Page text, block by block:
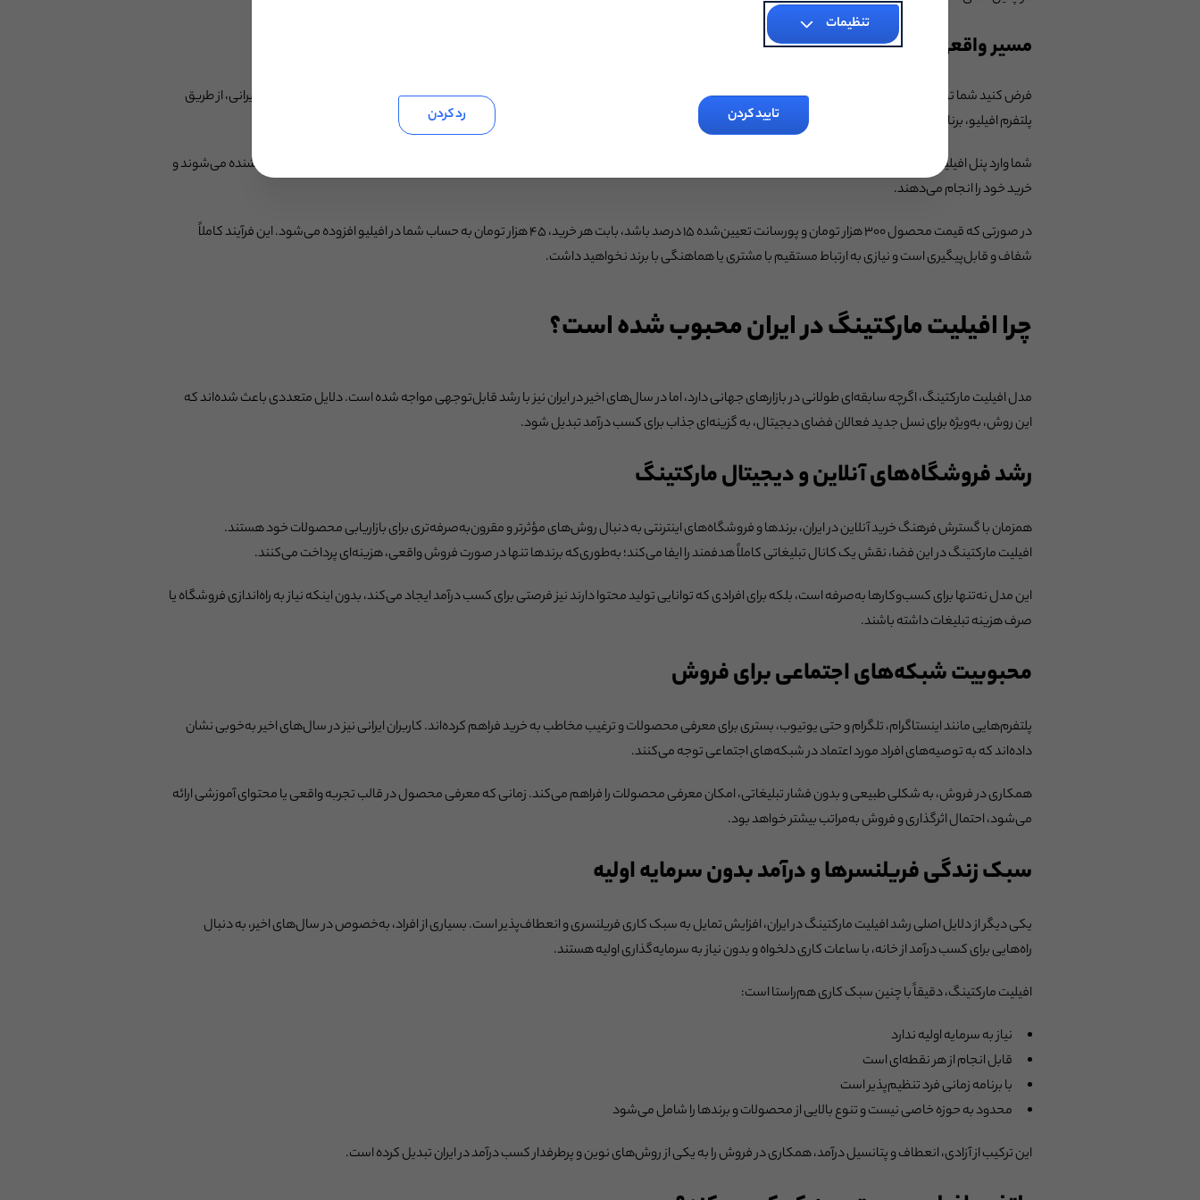
مسیر واقعی یک افیلیت‌مارکتر؛ از لینک تا کمیسیون
فرض کنید شما تولیدکننده محتوای حوزه زیبایی و آرایشی هستید و در اینستاگرام یا وب‌سایت خود، محصولات مختلف را معرفی می‌کنید. یکی از برندهای معتبر ایرانی، از طریق
پلتفرم افیلیو، برنامه همکاری در فروش راه‌اندازی کرده است.
شما وارد پنل افیلیو می‌شوید، لینک اختصاصی محصول را دریافت می‌کنید و آن را در محتوای خود قرار می‌دهید. مخاطبان شما از طریق این لینک وارد سایت فروشنده می‌شوند و
خرید خود را انجام می‌دهند.
در صورتی که قیمت محصول ۳۰۰ هزار تومان و پورسانت تعیین‌شده ۱۵ درصد باشد، بابت هر خرید، ۴۵ هزار تومان به حساب شما در افیلیو افزوده می‌شود. این فرآیند کاملاً
شفاف و قابل‌پیگیری است و نیازی به ارتباط مستقیم با مشتری یا هماهنگی با برند نخواهید داشت.
چرا افیلیت مارکتینگ در ایران محبوب شده است؟
مدل افیلیت مارکتینگ، اگرچه سابقه‌ای طولانی در بازارهای جهانی دارد، اما در سال‌های اخیر در ایران نیز با رشد قابل‌توجهی مواجه شده است. دلایل متعددی باعث شده‌اند که
این روش، به‌ویژه برای نسل جدید فعالان فضای دیجیتال، به گزینه‌ای جذاب برای کسب درآمد تبدیل شود.
رشد فروشگاه‌های آنلاین و دیجیتال مارکتینگ
همزمان با گسترش فرهنگ خرید آنلاین در ایران، برندها و فروشگاه‌های اینترنتی به دنبال روش‌های مؤثرتر و مقرون‌به‌صرفه‌تری برای بازاریابی محصولات خود هستند.
افیلیت مارکتینگ در این فضا، نقش یک کانال تبلیغاتی کاملاً هدفمند را ایفا می‌کند؛ به‌طوری‌که برندها تنها در صورت فروش واقعی، هزینه‌ای پرداخت می‌کنند.
این مدل نه‌تنها برای کسب‌وکارها به‌صرفه است، بلکه برای افرادی که توانایی تولید محتوا دارند نیز فرصتی برای کسب درآمد ایجاد می‌کند، بدون اینکه نیاز به راه‌اندازی فروشگاه یا
صرف هزینه تبلیغات داشته باشند.
محبوبیت شبکه‌های اجتماعی برای فروش
پلتفرم‌هایی مانند اینستاگرام، تلگرام و حتی یوتیوب، بستری برای معرفی محصولات و ترغیب مخاطب به خرید فراهم کرده‌اند. کاربران ایرانی نیز در سال‌های اخیر به‌خوبی نشان
داده‌اند که به توصیه‌های افراد مورد اعتماد در شبکه‌های اجتماعی توجه می‌کنند.
همکاری در فروش، به شکلی طبیعی و بدون فشار تبلیغاتی، امکان معرفی محصولات را فراهم می‌کند. زمانی که معرفی محصول در قالب تجربه واقعی یا محتوای آموزشی ارائه
می‌شود، احتمال اثرگذاری و فروش به‌مراتب بیشتر خواهد بود.
سبک زندگی فریلنسرها و درآمد بدون سرمایه اولیه
یکی دیگر از دلایل اصلی رشد افیلیت مارکتینگ در ایران، افزایش تمایل به سبک کاری فریلنسری و انعطاف‌پذیر است. بسیاری از افراد، به‌خصوص در سال‌های اخیر، به دنبال
راه‌هایی برای کسب درآمد از خانه، با ساعات کاری دلخواه و بدون نیاز به سرمایه‌گذاری اولیه هستند.
افیلیت مارکتینگ، دقیقاً با چنین سبک کاری هم‌راستا است:
نیاز به سرمایه اولیه ندارد
قابل انجام از هر نقطه‌ای است
با برنامه زمانی فرد تنظیم‌پذیر است
محدود به حوزه خاصی نیست و تنوع بالایی از محصولات و برندها را شامل می‌شود
این ترکیب از آزادی، انعطاف و پتانسیل درآمد، همکاری در فروش را به یکی از روش‌های نوین و پرطرفدار کسب درآمد در ایران تبدیل کرده است.
تنظیمات
تایید کردن رد کردن